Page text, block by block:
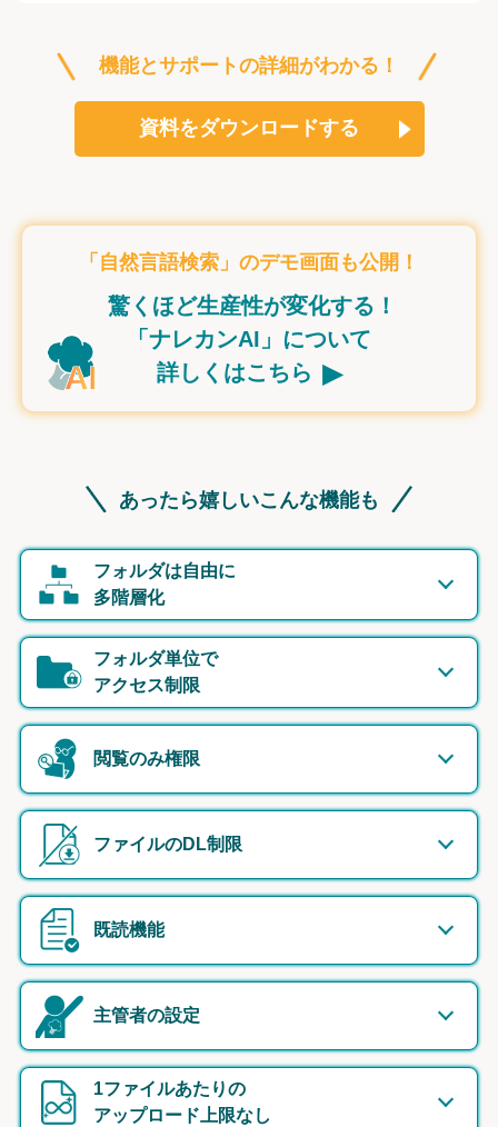
機能とサポートの詳細がわかる！
資料をダウンロードする
「自然言語検索」のデモ画面も公開！
驚くほど生産性が変化する！
「ナレカンAI」について
詳しくはこちら ▸
あったら嬉しいこんな機能も
フォルダは自由に
多階層化
フォルダ単位で
アクセス制限
閲覧のみ権限
ファイルのDL制限
既読機能
主管者の設定
1ファイルあたりの
アップロード上限なし